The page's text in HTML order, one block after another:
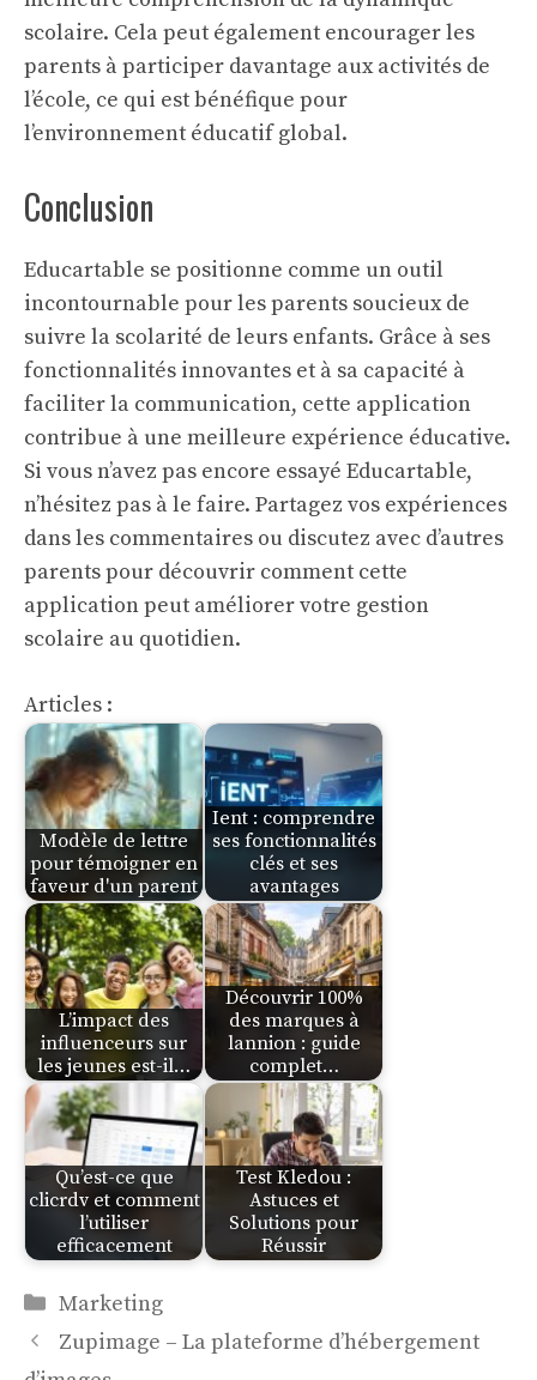
scolaire. Cela peut également encourager les
parents à participer davantage aux activités de
l’école, ce qui est bénéfique pour
l’environnement éducatif global.
Conclusion
Educartable se positionne comme un outil
incontournable pour les parents soucieux de
suivre la scolarité de leurs enfants. Grâce à ses
fonctionnalités innovantes et à sa capacité à
faciliter la communication, cette application
contribue à une meilleure expérience éducative.
Si vous n’avez pas encore essayé Educartable,
n’hésitez pas à le faire. Partagez vos expériences
dans les commentaires ou discutez avec d’autres
parents pour découvrir comment cette
application peut améliorer votre gestion
scolaire au quotidien.
Articles :
Modèle de lettre
pour témoigner en
faveur d'un parent
Ient : comprendre
ses fonctionnalités
clés et ses
avantages
L’impact des
influenceurs sur
les jeunes est-il…
Découvrir 100%
des marques à
lannion : guide
complet…
Qu’est-ce que
clicrdv et comment
l’utiliser
efficacement
Test Kledou :
Astuces et
Solutions pour
Réussir
Catégories
Marketing
Zupimage – La plateforme d’hébergement